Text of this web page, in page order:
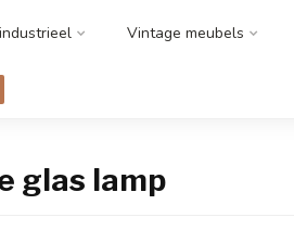
Vintage meubels
glas lamp